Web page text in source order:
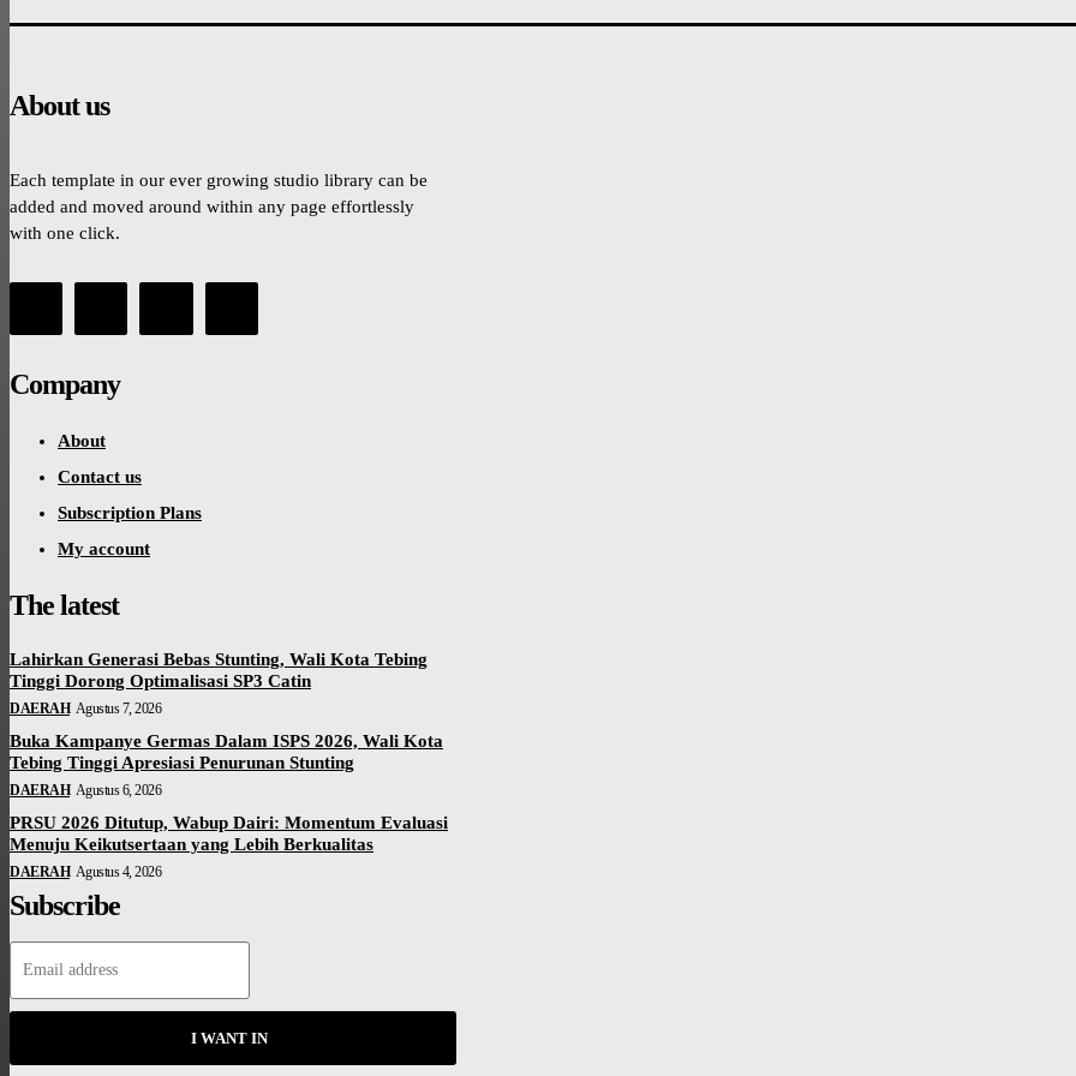
About us
Each template in our ever growing studio library can be
added and moved around within any page effortlessly
with one click.
Company
About
Contact us
Subscription Plans
My account
The latest
Lahirkan Generasi Bebas Stunting, Wali Kota Tebing
Tinggi Dorong Optimalisasi SP3 Catin
DAERAH Agustus 7, 2026
Buka Kampanye Germas Dalam ISPS 2026, Wali Kota
Tebing Tinggi Apresiasi Penurunan Stunting
DAERAH Agustus 6, 2026
PRSU 2026 Ditutup, Wabup Dairi: Momentum Evaluasi
Menuju Keikutsertaan yang Lebih Berkualitas
DAERAH Agustus 4, 2026
Subscribe
I WANT IN